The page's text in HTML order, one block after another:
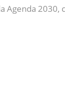
Agenda